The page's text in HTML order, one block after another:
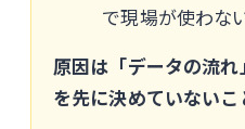
で現場が使わな
原因は「データの流れ
を先に決めていないこ